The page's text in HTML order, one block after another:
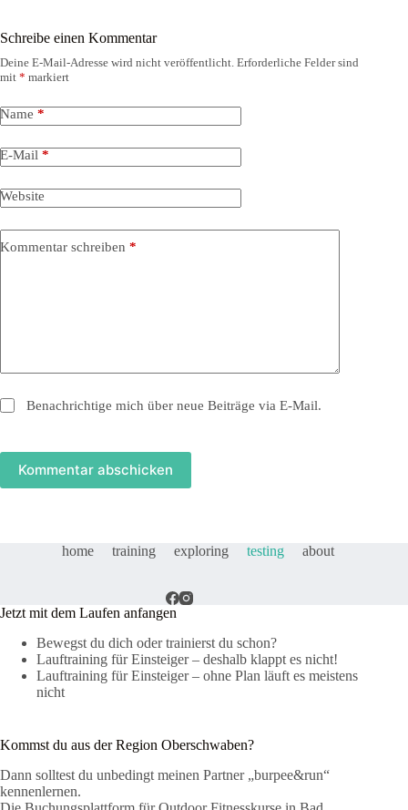
Schreibe einen Kommentar
Deine E-Mail-Adresse wird nicht veröffentlicht. Erforderliche Felder sind
mit * markiert
Name *
E-Mail *
Website
Kommentar schreiben *
Benachrichtige mich über neue Beiträge via E-Mail.
Kommentar abschicken
home training exploring testing about
Jetzt mit dem Laufen anfangen
Bewegst du dich oder trainierst du schon?
Lauftraining für Einsteiger – deshalb klappt es nicht!
Lauftraining für Einsteiger – ohne Plan läuft es meistens
nicht
Kommst du aus der Region Oberschwaben?
Dann solltest du unbedingt meinen Partner „burpee&run“
kennenlernen.